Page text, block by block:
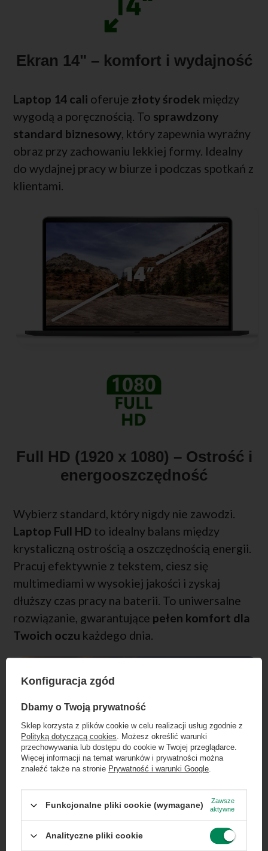
Ekran 14" – komfort i wydajność
Laptop 14 cali oferuje złoty środek między
wygodą a poręcznością. To sprawdzony
standard biznesowy, który zapewnia wyraźny
obraz przy zachowaniu lekkiej formy. Idealny
do wydajnej pracy w biurze i podczas spotkań z
klientami.
Full HD (1920 x 1080) – Ostrość i
energooszczędność
Wybierz standard, który nigdy nie zawodzi.
Laptop Full HD to idealny balans między
krystaliczną ostrością a oszczędnością energii.
Pracuj efektywnie z tekstem, ciesz się
multimediami w wysokiej jakości i zyskaj
dłuższy czas pracy na baterii. To uniwersalne
rozwiązanie, gwarantujące pełen komfort dla
Twoich oczu każdego dnia.
Dołącz do newslettera Green
Computers
Zgarnij jako pierwszy informacje o zniżkach i
rabatach w naszym sklepie!
...lub zadzwoń od razu, aby odebrać
przy zamówieniu telefonicznym
50 zł rabatu!
Rabat 50 zł przy zamówieniach powyżej 300 zł. Oferta
Konfiguracja zgód
Dbamy o Twoją prywatność
Sklep korzysta z plików cookie w celu realizacji usług zgodnie z
Polityką dotyczącą cookies. Możesz określić warunki
przechowywania lub dostępu do cookie w Twojej przeglądarce.
Więcej informacji na temat warunków i prywatności można
znaleźć także na stronie Prywatność i warunki Google.
Funkcjonalne pliki cookie (wymagane)
Zawsze
aktywne
Analityczne pliki cookie